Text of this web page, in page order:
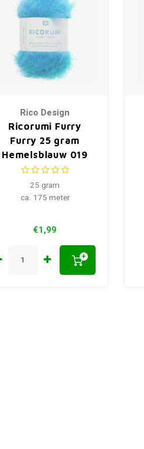
Rico Design
Ricorumi Furry
Furry 25 gram
Hemelsblauw 019
25 gram
ca. 175 meter
€1,99
+